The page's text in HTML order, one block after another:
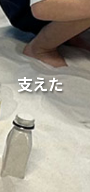
支えた